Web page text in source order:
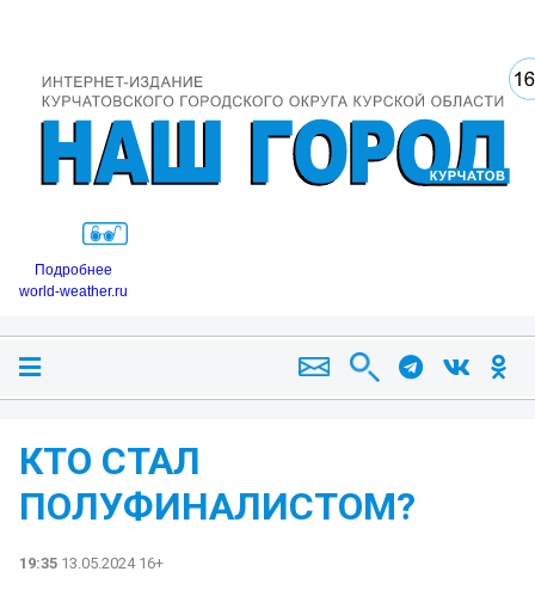
Подробнее
world-weather.ru
КТО СТАЛ
ПОЛУФИНАЛИСТОМ?
19:35 13.05.2024 16+